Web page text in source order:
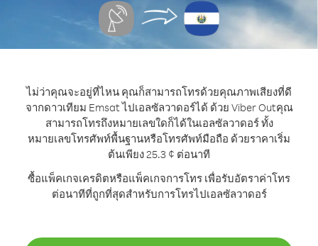
ไม่ว่าคุณจะอยู่ที่ไหน คุณก็สามารถโทรด้วยคุณภาพเสียงที่ดี
จากดาวเทียม Emsat ไปเอลซัลวาดอร์ได้ ด้วย Viber Outคุณ
สามารถโทรถึงหมายเลขใดก็ได้ในเอลซัลวาดอร์ ทั้ง
หมายเลขโทรศัพท์พื้นฐานหรือโทรศัพท์มือถือ ด้วยราคาเริ่ม
ต้นเพียง 25.3 ¢ ต่อนาที
ซื้อแพ็คเกจเครดิตหรือแพ็คเกจการโทร เพื่อรับอัตราค่าโทร
ต่อนาทีที่ถูกที่สุดสำหรับการโทรไปเอลซัลวาดอร์